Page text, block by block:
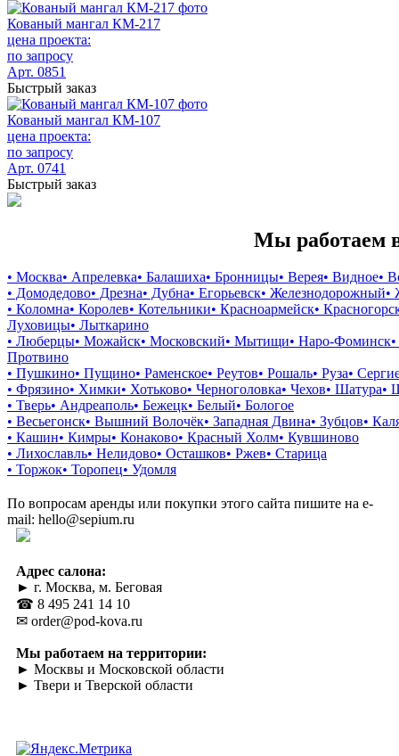
Кованый мангал КМ-217
цена проекта:
по запросу
Арт. 0851
Быстрый заказ
Кованый мангал КМ-107
цена проекта:
по запросу
Арт. 0741
Быстрый заказ
Мы работаем
• Москва• Апрелевка• Балашиха• Бронницы• Верея• Видное•
• Домодедово• Дрезна• Дубна• Егорьевск• Железнодорожный•
• Коломна• Королев• Котельники• Красноармейск•
Луховицы• Лыткарино
• Люберцы• Можайск• Московский• Мытищи• Наро-Фоминск
Протвино
• Пушкино• Пущино• Раменское• Реутов• Рошаль• Руза•
• Фрязино• Химки• Хотьково• Черноголовка• Чехов• Шатура•
• Тверь• Андреаполь• Бежецк• Белый• Бологое
• Весьегонск• Вышний Волочёк• Западная Двина• Зубцов•
• Кашин• Кимры• Конаково• Красный Холм• Кувшиново
• Лихославль• Нелидово• Осташков• Ржев• Старица
• Торжок• Торопец• Удомля
По вопросам аренды или покупки этого сайта пишите на e-
mail: hello@sepium.ru
Адрес салона:
► г. Москва, м. Беговая
☎ 8 495 241 14 10
✉ order@pod-kova.ru
Мы работаем на территории:
► Москвы и Московской области
► Твери и Тверской области